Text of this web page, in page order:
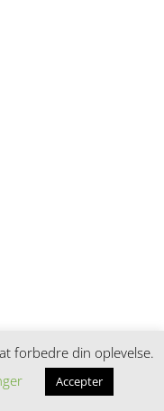
forbedre din oplevelse.
Accepter